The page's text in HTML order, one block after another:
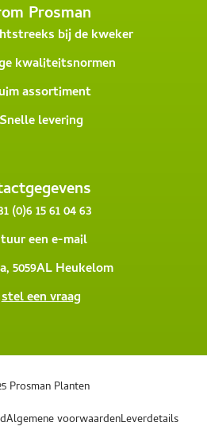
Prosman
bij de kweker
kwaliteitsnormen
assortiment
Snelle levering
(0)6 15 61 04 63
een e-mail
5059AL Heukelom
stel een vraag
Prosman Planten
Algemene voorwaardenLeverdetails